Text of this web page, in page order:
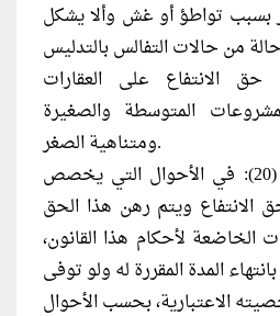
بسبب تواطؤ أو غش وألا يشكل
حق الانتفاع على العقارات
المتوسطة والصغيرة
ومتناهية الصغر.
مادة (19) أصلها المادة (20): في الأحوال التي يخصص
الانتفاع ويتم رهن هذا الحق
الخاضعة لأحكام هذا القانون،
المدة المقررة له ولو توفى